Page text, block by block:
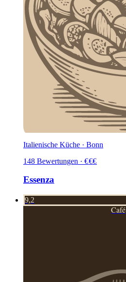
Italienische Küche · Bonn
148 Bewertungen · €€€
Essenza
9,2
Café